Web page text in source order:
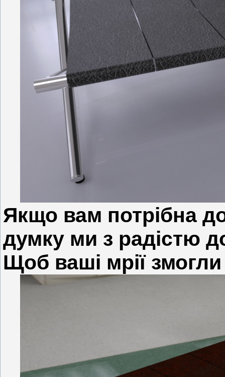
Якщо вам потрібна
думку ми з радістю
Щоб ваші мрії змогли